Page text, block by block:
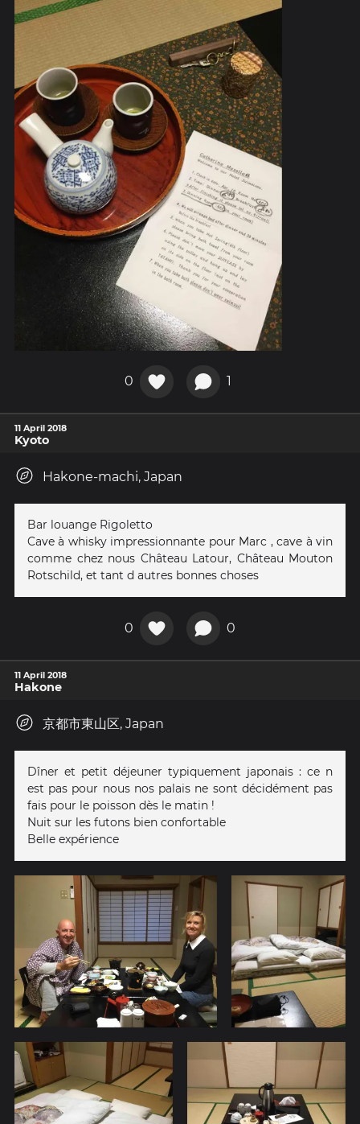
0 1
11 April 2018
Kyoto
Hakone-machi, Japan
Bar louange Rigoletto
Cave à whisky impressionnante pour Marc , cave à vin
comme chez nous Château Latour, Château Mouton
Rotschild, et tant d autres bonnes choses
0 0
11 April 2018
Hakone
京都市東山区, Japan
Dîner et petit déjeuner typiquement japonais : ce n
est pas pour nous nos palais ne sont décidément pas
fais pour le poisson dès le matin !
Nuit sur les futons bien confortable
Belle expérience